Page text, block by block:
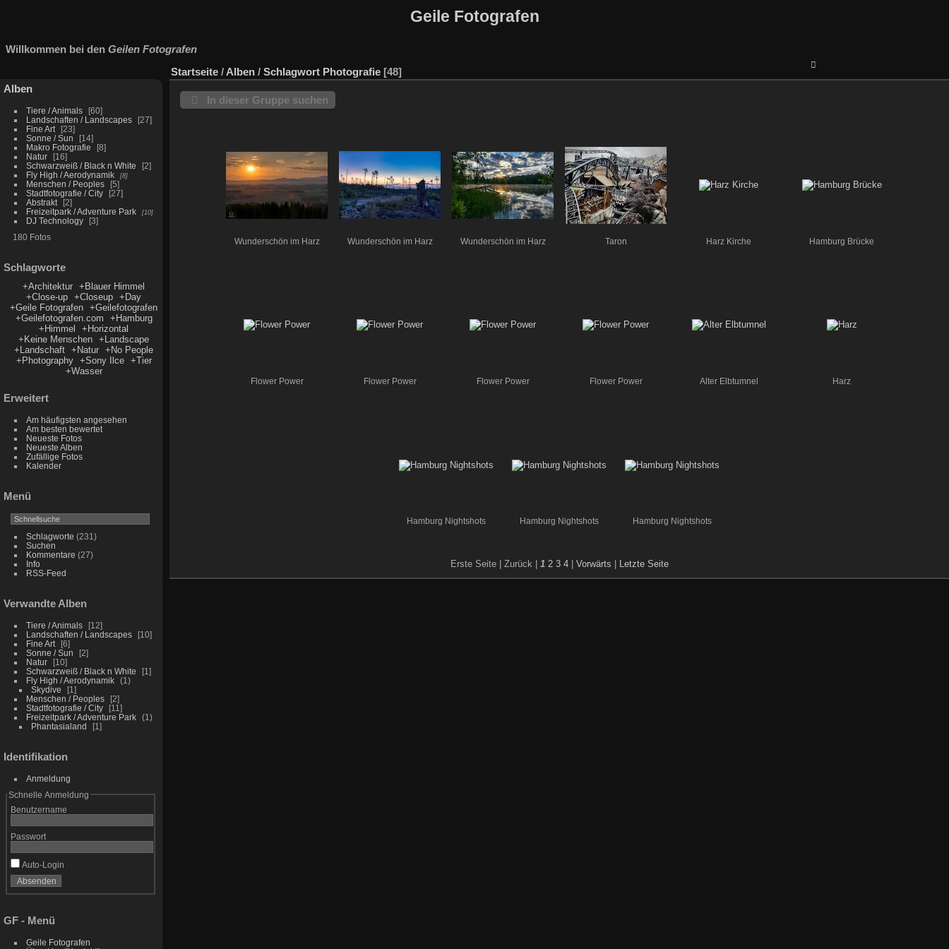
Geile Fotografen
Willkommen bei den Geilen Fotografen
Alben
Tiere / Animals
60
Landschaften / Landscapes
27
Fine Art
23
Sonne / Sun
14
Makro Fotografie
8
Natur
16
Schwarzweiß / Black n White
2
Fly High / Aerodynamik
8
Menschen / Peoples
5
Stadtfotografie / City
27
Abstrakt
2
Freizeitpark / Adventure Park
10
DJ Technology
3
180 Fotos
Schlagworte
+Architektur
+Blauer Himmel
+Close-up
+Closeup
+Day
+Geile Fotografen
+Geilefotografen
+Geilefotografen.com
+Hamburg
+Himmel
+Horizontal
+Keine Menschen
+Landscape
+Landschaft
+Natur
+No People
+Photography
+Sony Ilce
+Tier
+Wasser
Erweitert
Am häufigsten angesehen
Am besten bewertet
Neueste Fotos
Neueste Alben
Zufällige Fotos
Kalender
Menü
Schlagworte (231)
Suchen
Kommentare (27)
Info
RSS-Feed
Verwandte Alben
Tiere / Animals
12
Landschaften / Landscapes
10
Fine Art
6
Sonne / Sun
2
Natur
10
Schwarzweiß / Black n White
1
Fly High / Aerodynamik
1
Skydive
1
Menschen / Peoples
2
Stadtfotografie / City
11
Freizeitpark / Adventure Park
1
Phantasialand
1
Identifikation
Anmeldung
Schnelle Anmeldung
Benutzername
Passwort
Auto-Login
GF - Menü
Geile Fotografen
Startseite / Alben / Schlagwort Photografie 48
In dieser Gruppe suchen
Wunderschön im Harz Wunderschön im Harz Wunderschön im Harz Taron Harz Kirche Hamburg Brücke
Flower Power Flower Power Flower Power Flower Power Alter Elbtumnel Harz
Hamburg Nightshots Hamburg Nightshots Hamburg Nightshots
Erste Seite | Zurück | 1 2 3 4 Vorwärts Letzte Seite